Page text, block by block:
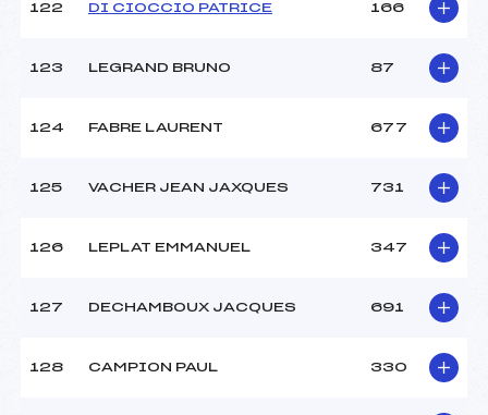
122 DI CIOCCIO PATRICE 166
123 LEGRAND BRUNO 87
124 FABRE LAURENT 677
125 VACHER JEAN JAXQUES 731
126 LEPLAT EMMANUEL 347
127 DECHAMBOUX JACQUES 691
128 CAMPION PAUL 330